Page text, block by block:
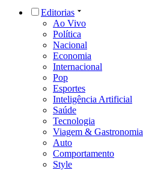
Editorias
Ao Vivo
Política
Nacional
Economia
Internacional
Pop
Esportes
Inteligência Artificial
Saúde
Tecnologia
Viagem & Gastronomia
Auto
Comportamento
Style